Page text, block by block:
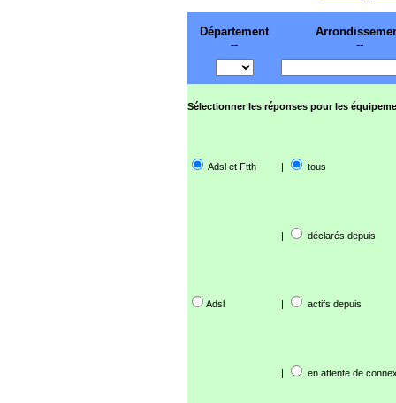
Département
--
--
Sélectionner les réponses pour les
Adsl et Ftth | tous
| déclarés depuis
Adsl | actifs depuis
| en attente de